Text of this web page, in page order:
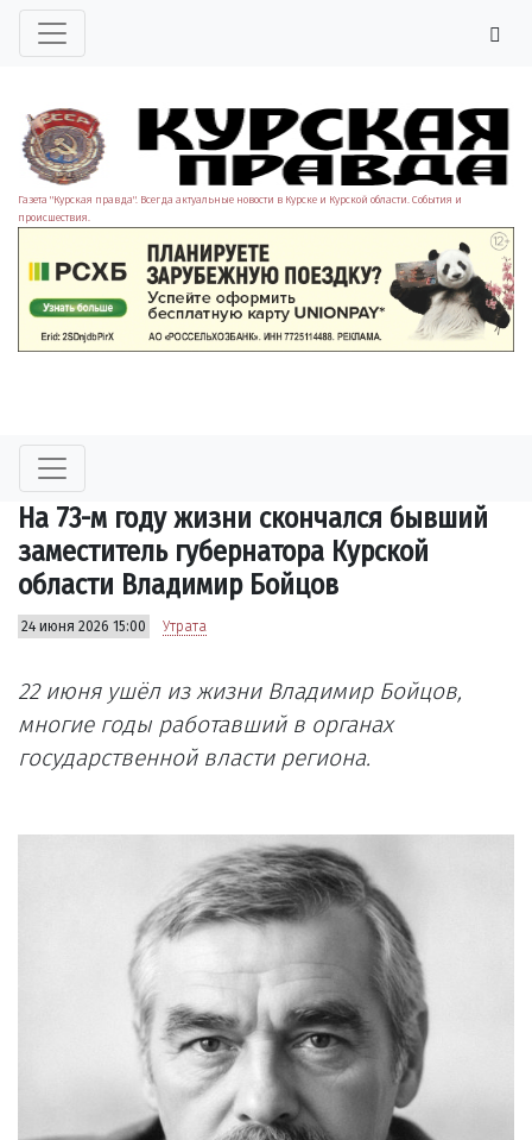
Газета "Курская правда". Всегда актуальные новости в Курске и Курской области. События и
происшествия.
На 73-м году жизни скончался бывший
заместитель губернатора Курской
области Владимир Бойцов
24 июня 2026 15:00 Утрата
22 июня ушёл из жизни Владимир Бойцов,
многие годы работавший в органах
государственной власти региона.